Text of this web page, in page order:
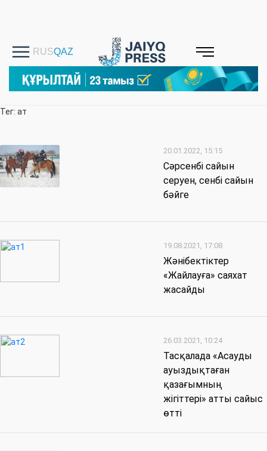
Тег: ат
20.01.2022, 15:15
Сәрсенбі сайын
серуен, сенбі сайын
бәйге
19.08.2021, 17:08
Жәнібектіктер
«Жайлауға» саяхат
жасайды
26.03.2021, 10:24
Тасқалада «Асауды
ауыздықтаған
қазағымның
жігіттері» атты сайыс
өтті